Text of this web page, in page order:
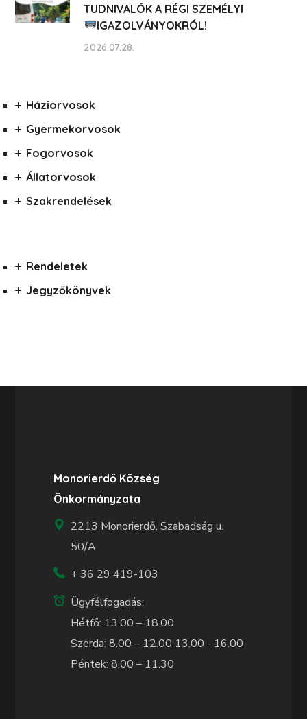
TUDNIVALÓK A RÉGI SZEMÉLYI
IGAZOLVÁNYOKRÓL!
2026.07.28.
Háziorvosok
Gyermekorvosok
Fogorvosok
Állatorvosok
Szakrendelések
Rendeletek
Jegyzőkönyvek
Monorierdő Község
Önkormányzata
2213 Monorierdő, Szabadság u.
50/A
+ 36 29 419-103
Ügyfélfogadás:
Hétfő: 13.00 – 18.00
Szerda: 8.00 – 12.00 13.00 - 16.00
Péntek: 8.00 – 11.30